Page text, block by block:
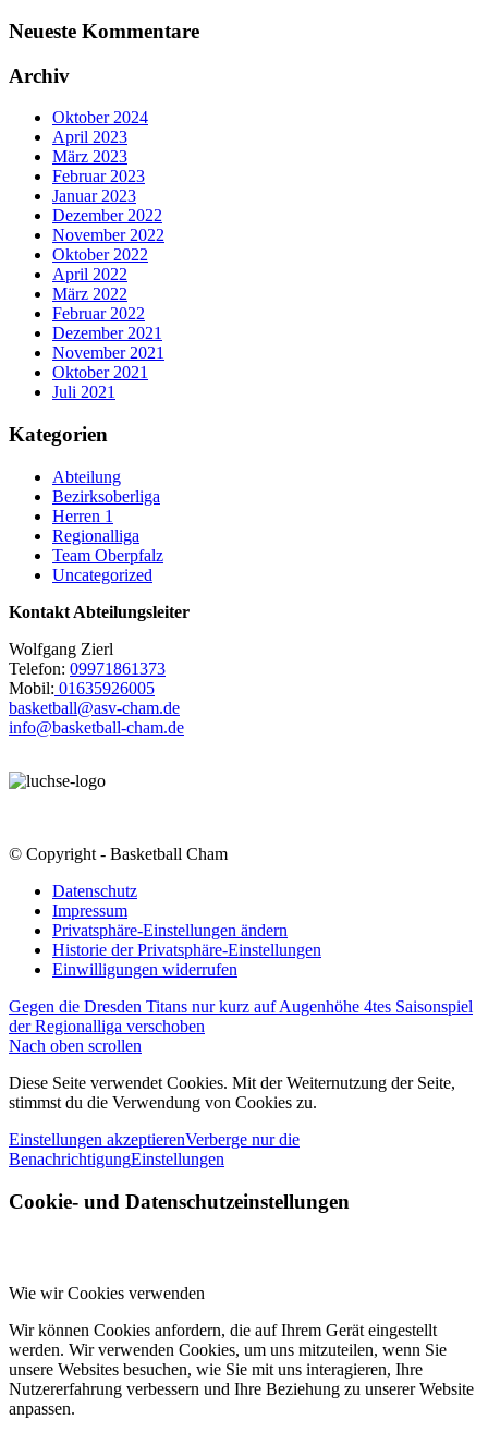
Neueste Kommentare
Archiv
Oktober 2024
April 2023
März 2023
Februar 2023
Januar 2023
Dezember 2022
November 2022
Oktober 2022
April 2022
März 2022
Februar 2022
Dezember 2021
November 2021
Oktober 2021
Juli 2021
Kategorien
Abteilung
Bezirksoberliga
Herren 1
Regionalliga
Team Oberpfalz
Uncategorized
Kontakt Abteilungsleiter
Wolfgang Zierl
Telefon: 09971861373
Mobil: 01635926005
basketball@asv-cham.de
info@basketball-cham.de
© Copyright - Basketball Cham
Datenschutz
Impressum
Privatsphäre-Einstellungen ändern
Historie der Privatsphäre-Einstellungen
Einwilligungen widerrufen
Gegen die Dresden Titans nur kurz auf Augenhöhe 4tes Saisonspiel
der Regionalliga verschoben
Nach oben scrollen
Diese Seite verwendet Cookies. Mit der Weiternutzung der Seite,
stimmst du die Verwendung von Cookies zu.
Einstellungen akzeptierenVerberge nur die
BenachrichtigungEinstellungen
Cookie- und Datenschutzeinstellungen
Wie wir Cookies verwenden
Wir können Cookies anfordern, die auf Ihrem Gerät eingestellt
werden. Wir verwenden Cookies, um uns mitzuteilen, wenn Sie
unsere Websites besuchen, wie Sie mit uns interagieren, Ihre
Nutzererfahrung verbessern und Ihre Beziehung zu unserer Website
anpassen.